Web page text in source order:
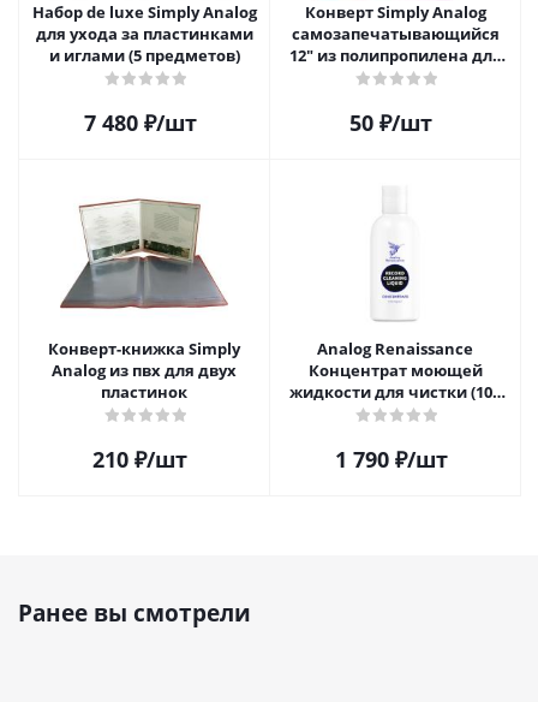
Набор de luxe Simply Analog
для ухода за пластинками
и иглами (5 предметов)
7 480₽/шт
Конверт Simply Analog
самозапечатывающийся
12" из полипропилена для
пластинок
50 ₽/шт
Конверт-книжка Simply
Analog из пвх для двух
пластинок
210 ₽/шт
Analog Renaissance
Концентрат моющей
жидкости для чистки (100
мл)
1 790₽/шт
Ранее вы смотрели